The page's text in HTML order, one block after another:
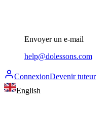
Envoyer un e-mail
help@dolessons.com
ConnexionDevenir tuteur
English